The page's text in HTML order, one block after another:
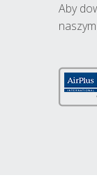
Aby
naszym